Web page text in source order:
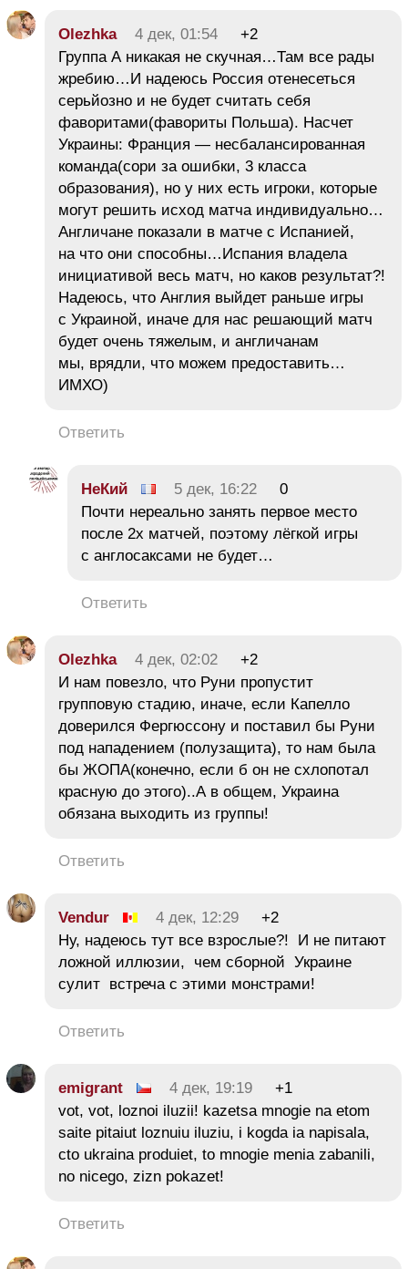
Olezhka 4 дек, 01:54
+2
Группа А никакая не скучная…Там все рады
жребию…И надеюсь Россия отенесеться
серьйозно и не будет считать себя
фаворитами(фавориты Польша). Насчет
Украины: Франция — несбалансированная
команда(сори за ошибки, 3 класса
образования), но у них есть игроки, которые
могут решить исход матча индивидуально…
Англичане показали в матче с Испанией,
на что они способны…Испания владела
инициативой весь матч, но каков результат?!
Надеюсь, что Англия выйдет раньше игры
с Украиной, иначе для нас решающий матч
будет очень тяжелым, и англичанам
мы, врядли, что можем предоставить…
ИМХО)
Ответить
НеКий 5 дек, 16:22
0
Почти нереально занять первое место
после 2х матчей, поэтому лёгкой игры
с англосаксами не будет…
Ответить
Olezhka 4 дек, 02:02
+2
И нам повезло, что Руни пропустит
групповую стадию, иначе, если Капелло
доверился Фергюссону и поставил бы Руни
под нападением (полузащита), то нам была
бы ЖОПА(конечно, если б он не схлопотал
красную до этого)..А в общем, Украина
обязана выходить из группы!
Ответить
Vendur 4 дек, 12:29
+2
Ну, надеюсь тут все взрослые?! И не питают
ложной иллюзии, чем сборной Украине
сулит встреча с этими монстрами!
Ответить
emigrant 4 дек, 19:19
+1
vot, vot, loznoi iluzii! kazetsa mnogie na etom
saite pitaiut loznuiu iluziu, i kogda ia napisala,
cto ukraina produiet, to mnogie menia zabanili,
no nicego, zizn pokazet!
Ответить